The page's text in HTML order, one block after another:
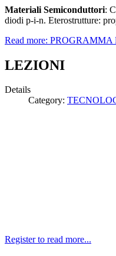
Materiali Semiconduttori:
diodi p-i-n. Eterostrutture:
Read more: PROGRAMMA
LEZIONI
Details
Category:
Register to read more...